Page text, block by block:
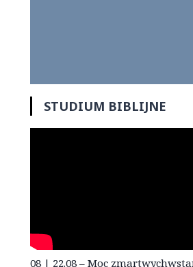
STUDIUM BIBLIJNE
08 | 22.08 – Moc